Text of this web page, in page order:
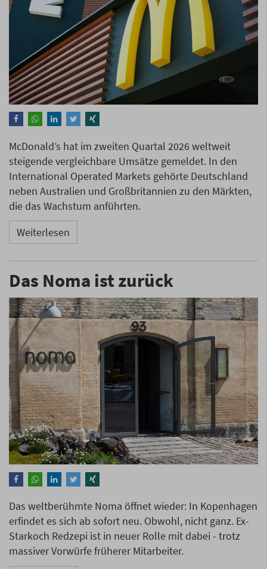
McDonald’s hat im zweiten Quartal 2026 weltweit
steigende vergleichbare Umsätze gemeldet. In den
International Operated Markets gehörte Deutschland
neben Australien und Großbritannien zu den Märkten,
die das Wachstum anführten.
Weiterlesen
Das Noma ist zurück
Das weltberühmte Noma öffnet wieder: In Kopenhagen
erfindet es sich ab sofort neu. Obwohl, nicht ganz. Ex-
Starkoch Redzepi ist in neuer Rolle mit dabei - trotz
massiver Vorwürfe früherer Mitarbeiter.